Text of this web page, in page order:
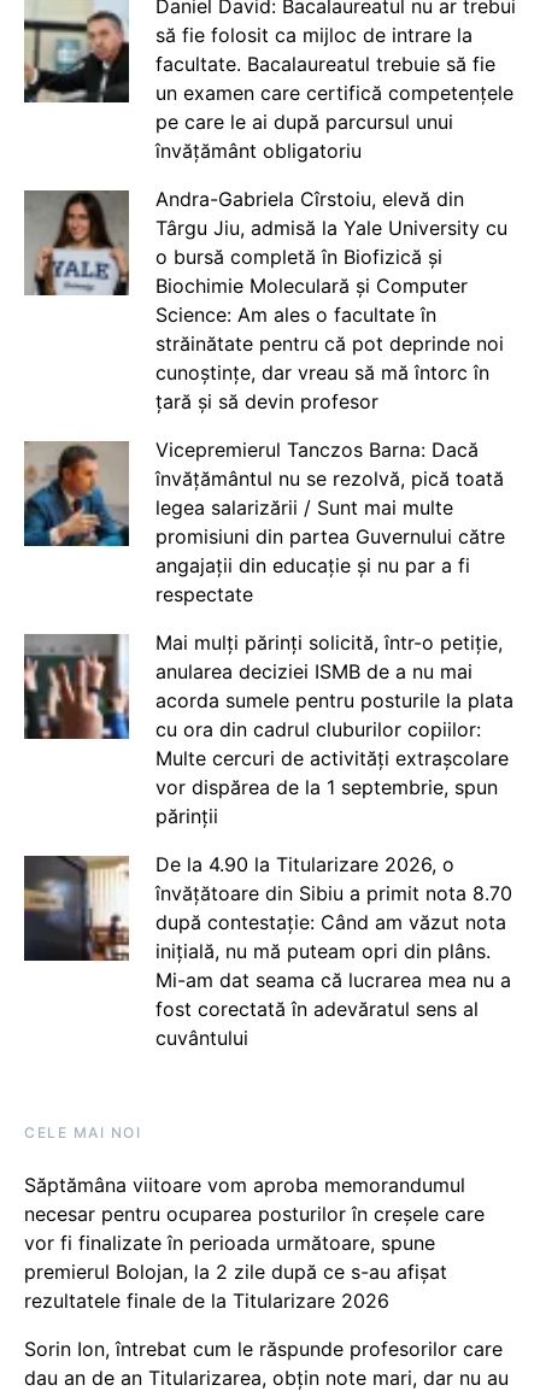
Daniel David: Bacalaureatul nu ar trebui
să fie folosit ca mijloc de intrare la
facultate. Bacalaureatul trebuie să fie
un examen care certifică competențele
pe care le ai după parcursul unui
învățământ obligatoriu
Andra-Gabriela Cîrstoiu, elevă din
Târgu Jiu, admisă la Yale University cu
o bursă completă în Biofizică și
Biochimie Moleculară și Computer
Science: Am ales o facultate în
străinătate pentru că pot deprinde noi
cunoștințe, dar vreau să mă întorc în
țară și să devin profesor
Vicepremierul Tanczos Barna: Dacă
învățământul nu se rezolvă, pică toată
legea salarizării / Sunt mai multe
promisiuni din partea Guvernului către
angajații din educație și nu par a fi
respectate
Mai mulți părinți solicită, într-o petiție,
anularea deciziei ISMB de a nu mai
acorda sumele pentru posturile la plata
cu ora din cadrul cluburilor copiilor:
Multe cercuri de activități extrașcolare
vor dispărea de la 1 septembrie, spun
părinții
De la 4.90 la Titularizare 2026, o
învățătoare din Sibiu a primit nota 8.70
după contestație: Când am văzut nota
inițială, nu mă puteam opri din plâns.
Mi-am dat seama că lucrarea mea nu a
fost corectată în adevăratul sens al
cuvântului
CELE MAI NOI
Săptămâna viitoare vom aproba memorandumul
necesar pentru ocuparea posturilor în creșele care
vor fi finalizate în perioada următoare, spune
premierul Bolojan, la 2 zile după ce s-au afișat
rezultatele finale de la Titularizare 2026
Sorin Ion, întrebat cum le răspunde profesorilor care
dau an de an Titularizarea, obțin note mari, dar nu au